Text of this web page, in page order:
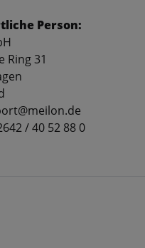
Person:
Ring 31
/ 40 52 88 0